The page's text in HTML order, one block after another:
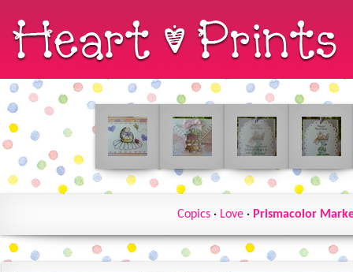
Copics · Love · Prismacolor